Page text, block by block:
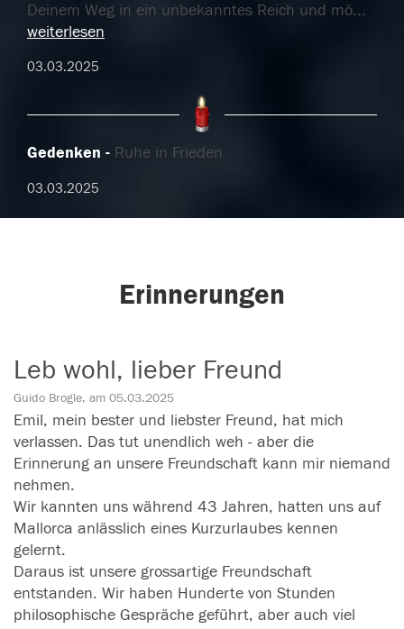
Deinem Weg in ein unbekanntes Reich und mö...
weiterlesen
03.03.2025
Gedenken Ruhe in Frieden
03.03.2025
Erinnerungen
Leb wohl, lieber Freund
Guido Brogle, am 05.03.2025
Emil, mein bester und liebster Freund, hat mich
verlassen. Das tut unendlich weh - aber die
Erinnerung an unsere Freundschaft kann mir niemand
nehmen.
Wir kannten uns während 43 Jahren, hatten uns auf
Mallorca anlässlich eines Kurzurlaubes kennen
gelernt.
Daraus ist unsere grossartige Freundschaft
entstanden. Wir haben Hunderte von Stunden
philosophische Gespräche geführt, aber auch viel